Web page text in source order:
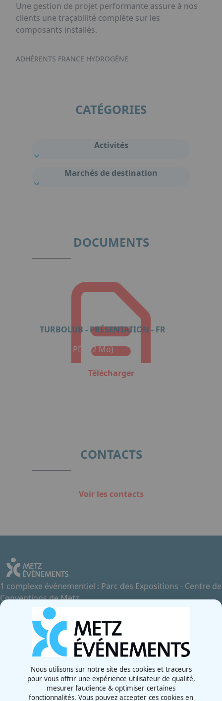
Une gestion de projet performante assure à nos
clients une traçabilité complète sur les
composants installés.
ADHÉRENTS FRANCE HYDROGÈNE
CATÉGORIES
Activités
Marchés de destination
DOCUMENTS
TURBOLUB - PRÉSENTATION - FR
Format : PDF (2 Mo)
Télécharger
CONTACTS
Voir les contacts
1 complexe événementiel : Parc des Expositions - Centre de
Conventions de Metz
Contactez-nous
+33 3 87 55 66 00
Rue de la Grange aux Bois
57070 - Metz
France
Newsletter
Nous utilisons sur notre site des cookies et traceurs
pour vous offrir une expérience utilisateur de qualité,
mesurer l’audience & optimiser certaines
fonctionnalités. Vous pouvez accepter ces cookies en